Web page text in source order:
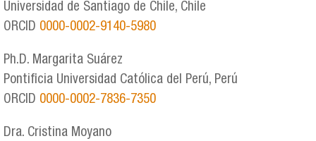
Universidad de Santiago de Chile, Chile
ORCID 0000-0002-9140-5980
Ph.D. Margarita Suárez
Pontificia Universidad Católica del Perú, Perú
ORCID 0000-0002-7836-7350
Dra. Cristina Moyano